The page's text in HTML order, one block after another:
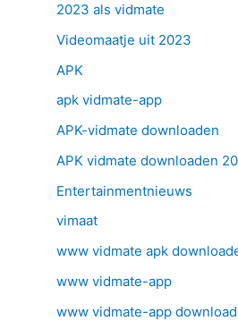
2023 als vidmate
Videomaatje uit 2023
APK
apk vidmate-app
APK-vidmate downloaden
APK vidmate downloaden
Entertainmentnieuws
vimaat
www vidmate apk
www vidmate-app
www vidmate-app